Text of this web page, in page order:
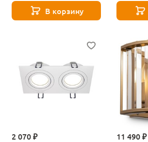
В корзину
2 070 ₽ 11 490 ₽